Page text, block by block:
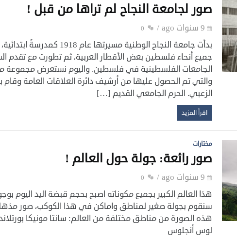
صور لجامعة النجاح لم تراها من قبل !‏
9 سنوات ago 0
بدأت جامعة النجاح الوطنية
جميع أنحاء فلسطين بعض الأقطار العربية، ثم تطورت مع تقدم
الجامعات الفلسطينية في فلسطين. واليوم نستعرض مجموعة
والتي تم الحصول عليها من أرشيف دائرة العلاقات العامة
الزعبي. الحرم الجامعي القديم […]
اقرأ المزيد
مختارات
صور رائعة: جولة حول العالم !
9 سنوات ago 0
هذا العالم الكبير بجميع مكوناته اصبح بحجم قبضة اليد اليوم
سنقوم بجولة صغير لمناطق واماكن في هذا الكوكب، صور
هذه الصورة من مناطق مختلفة من العالم: سانتا مونيكا
لوس أنجلوس